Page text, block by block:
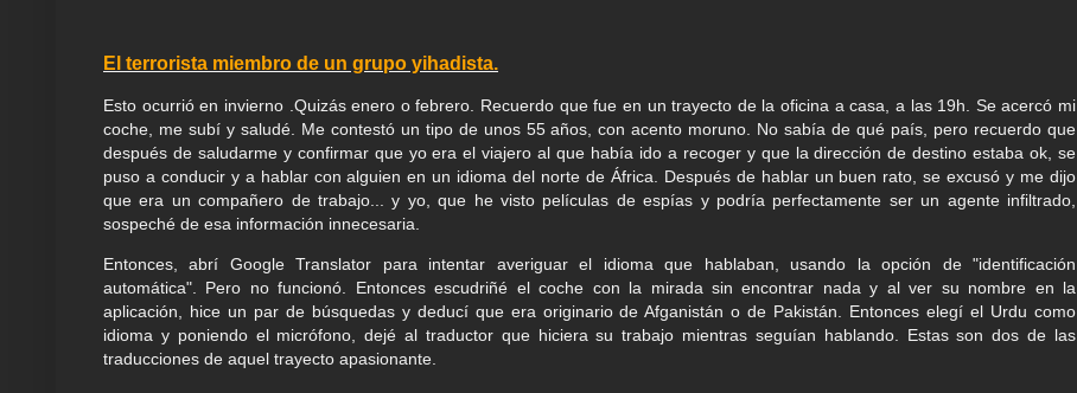
El terrorista miembro de un grupo yihadista.
Esto ocurrió en invierno .Quizás enero o febrero. Recuerdo que fue en un trayecto de la oficina a casa, a las 19h. Se acercó mi
coche, me subí y saludé. Me contestó un tipo de unos 55 años, con acento moruno. No sabía de qué país, pero recuerdo que
después de saludarme y confirmar que yo era el viajero al que había ido a recoger y que la dirección de destino estaba ok, se
puso a conducir y a hablar con alguien en un idioma del norte de África. Después de hablar un buen rato, se excusó y me dijo
que era un compañero de trabajo... y yo, que he visto películas de espías y podría perfectamente ser un agente infiltrado,
sospeché de esa información innecesaria.
Entonces, abrí Google Translator para intentar averiguar el idioma que hablaban, usando la opción de "identificación
automática". Pero no funcionó. Entonces escudriñé el coche con la mirada sin encontrar nada y al ver su nombre en la
aplicación, hice un par de búsquedas y deducí que era originario de Afganistán o de Pakistán. Entonces elegí el Urdu como
idioma y poniendo el micrófono, dejé al traductor que hiciera su trabajo mientras seguían hablando. Estas son dos de las
traducciones de aquel trayecto apasionante.